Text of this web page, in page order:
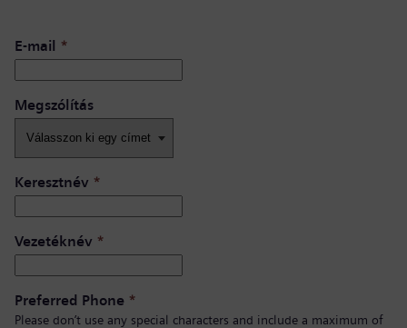
E-mail *
Megszólítás
Keresztnév *
Vezetéknév *
Preferred Phone *
Please don’t use any special characters and include a maximum of